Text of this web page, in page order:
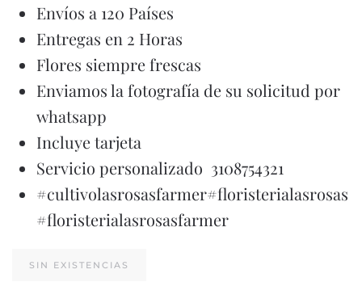
Envíos a 120 Países
Entregas en 2 Horas
Flores siempre frescas
Enviamos la fotografía de su solicitud por
whatsapp
Incluye tarjeta
Servicio personalizado 3108754321
#cultivolasrosasfarmer#floristerialasrosas
#floristerialasrosasfarmer
SIN EXISTENCIAS